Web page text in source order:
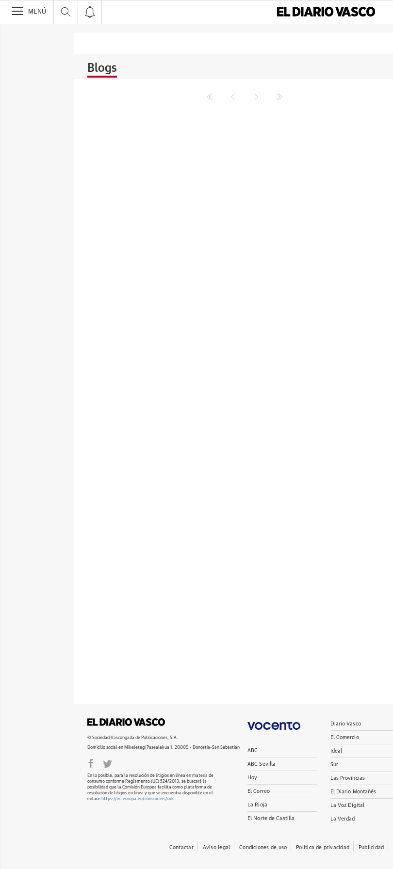
>
MENÚ
Blogs
© Sociedad Vascongada de Publicaciones, S.A.
Domicilio social en Mikeletegi Pasealekua 1. 20009 - Donostia-San Sebastián
En lo posible, para la resolución de litigios en línea en materia de
consumo conforme Reglamento (UE) 524/2013, se buscará la
posibilidad que la Comisión Europea facilita como plataforma de
resolución de litigios en línea y que se encuentra disponible en el
enlace https://ec.europa.eu/consumers/odr.
ABC
ABC Sevilla
Hoy
El Correo
La Rioja
El Norte de Castilla
Diario Vasco
El Comercio
Ideal
Sur
Las Provincias
El Diario Montañés
La Voz Digital
La Verdad
Contactar Aviso legal Condiciones de uso Política de privacidad Publicidad